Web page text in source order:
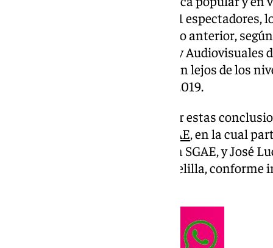
impresionante cifra de 4.924.191
13,3% en comparación con el año anterior,
las Artes Escénicas, Musicales y Audiovisuales
embargo, dichas cifras aún están lejos de los
registró un 8,1% menos que en 2019.
Este martes, se dieron a conocer estas
SGAE, en la cual
director general de la Fundación SGAE, y José
Andalucía, Canarias, Ceuta y Melilla,